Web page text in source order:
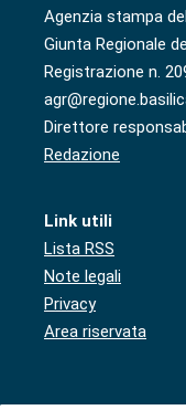
Agenzia stampa
Giunta Regionale
Registrazione n.
Direttore
Redazione
Link utili
Lista RSS
Note legali
Privacy
Area riservata